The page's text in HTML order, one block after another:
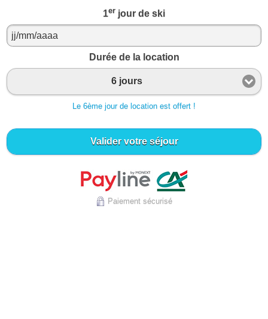
1er jour de ski
Durée de la location
6 jours
Le 6ème jour de location est offert !
Valider votre séjour
Paiement sécurisé